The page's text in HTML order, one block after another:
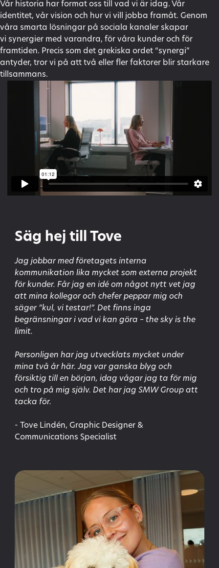
Vår historia har format oss till vad vi är idag. Vår
identitet, vår vision och hur vi vill jobba framåt. Genom
våra smarta lösningar på sociala kanaler skapar
vi synergier med varandra, för våra kunder och för
framtiden. Precis som det grekiska ordet “synergi”
antyder, tror vi på att två eller fler faktorer blir starkare
tillsammans.
Säg hej till Tove
Jag jobbar med företagets interna
kommunikation lika mycket som externa projekt
för kunder. Får jag en idé om något nytt vet jag
att mina kollegor och chefer peppar mig och
säger ”kul, vi testar!”. Det finns inga
begränsningar i vad vi kan göra – the sky is the
limit.
Personligen har jag utvecklats mycket under
mina två år här. Jag var ganska blyg och
försiktig till en början, idag vågar jag ta för mig
och tro på mig själv. Det har jag SMW Group att
tacka för.
- Tove Lindén, Graphic Designer &
Communications Specialist